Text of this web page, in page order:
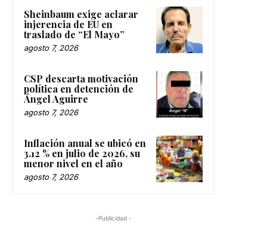
Sheinbaum exige aclarar
injerencia de EU en
traslado de “El Mayo”
agosto 7, 2026
CSP descarta motivación
política en detención de
Ángel Aguirre
agosto 7, 2026
Inflación anual se ubicó en
3.12 % en julio de 2026, su
menor nivel en el año
agosto 7, 2026
-Publicidad -